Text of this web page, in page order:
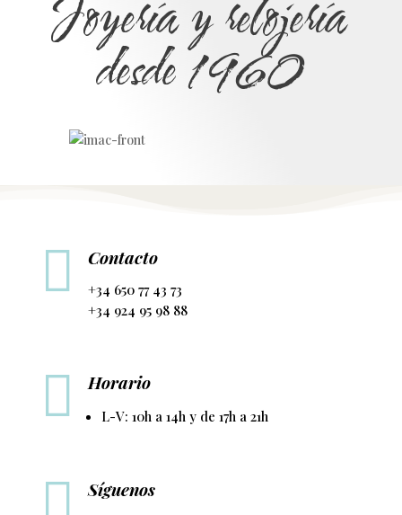
Joyería y relojería
desde 1960
 Contacto
+34 650 77 43 73
+34 924 95 98 88
 Horario
L-V: 10h a 14h y de 17h a 21h
Síguenos